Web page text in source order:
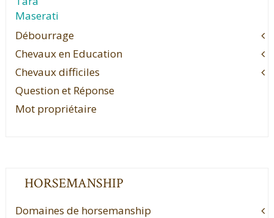
Maserati
Débourrage
Chevaux en Education
Chevaux difficiles
Question et Réponse
Mot propriétaire
HORSEMANSHIP
Domaines de horsemanship